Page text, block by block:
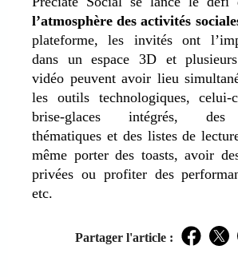
l’atmosphère des activités
plateforme, les invités ont
dans un espace 3D et plusieurs
vidéo peuvent avoir lieu
les outils technologiques, celui-
brise-glaces intégrés, des
thématiques et des listes de
même porter des toasts, avoir
privées ou profiter des
etc.
Partager l'article :